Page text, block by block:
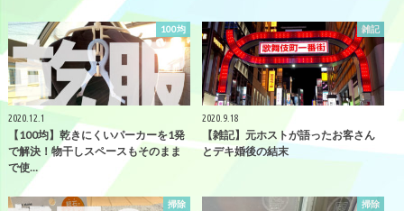
100均
2020.12.1
【100均】乾きにくいパーカーを1発
で解決！物干しスペースもそのまま
で使…
雑記
2020.9.18
【雑記】元ホストが語ったお客さん
とデキ婚後の結末
掃除 掃除